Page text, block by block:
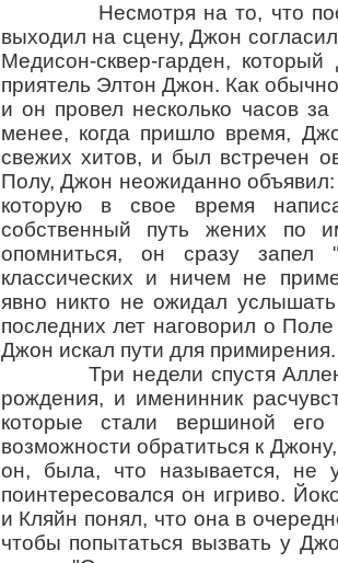
Несмотря на то, что после
выходил на сцену, Джон
Медисон-сквер-гарден,
приятель Элтон Джон. Как
и он провел несколько часов
менее, когда пришло время,
свежих хитов, и был встречен
Полу, Джон неожиданно
которую в свое время
собственный путь жених по
опомниться, он сразу
классических и ничем не
явно никто не ожидал
последних лет наговорил о
Джон искал пути для примирения.
Три недели спустя Аллен
рождения, и именинник
которые стали вершиной
возможности обратиться к
он, была, что называется,
поинтересовался он игриво.
и Кляйн понял, что она в
чтобы попытаться вызвать у